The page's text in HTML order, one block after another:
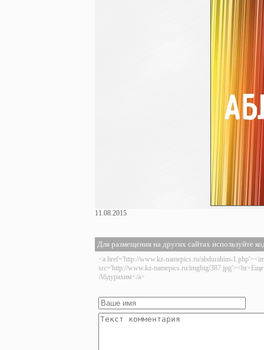
11.08.2015
Для размещения на других сайтах используйте
<a href='http://www.kz-namepics.ru/abdurahim-
src='http://www.kz-namepics.ru/imgbig/387.jpg'><br>Еще
Абдурахим</a>